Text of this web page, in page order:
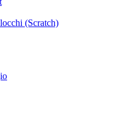
(Scratch)